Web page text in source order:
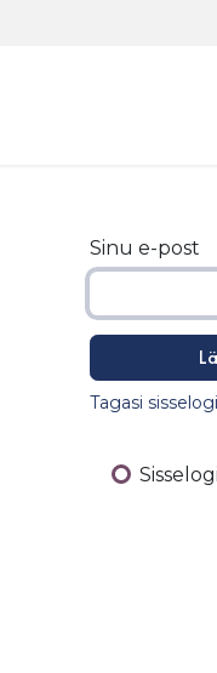
Sinu e-post
Tagasi